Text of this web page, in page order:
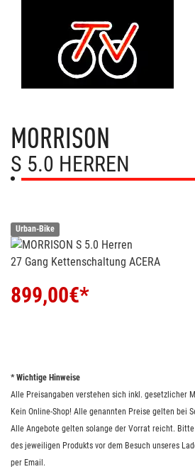
MORRISON
S 5.0 HERREN
Urban-Bike
27 Gang Kettenschaltung ACERA
899,00€*
* Wichtige Hinweise
Alle Preisangaben verstehen sich inkl. gesetzlicher
Kein Online-Shop! Alle genannten Preise gelten bei
Alle Angebote gelten solange der Vorrat reicht.
des jeweiligen Produkts vor dem Besuch unseres
per Email.